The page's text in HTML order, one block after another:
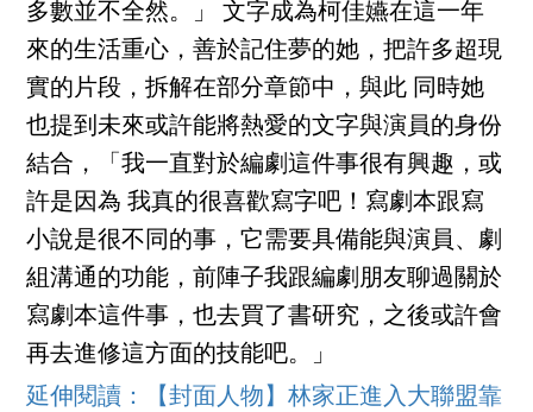
多數並不全然。」 文字成為柯佳嬿在這一年
來的生活重心，善於記住夢的她，把許多超現
實的片段，拆解在部分章節中，與此 同時她
也提到未來或許能將熱愛的文字與演員的身份
結合，「我一直對於編劇這件事很有興趣，或
許是因為 我真的很喜歡寫字吧！寫劇本跟寫
小說是很不同的事，它需要具備能與演員、劇
組溝通的功能，前陣子我跟編劇朋友聊過關於
寫劇本這件事，也去買了書研究，之後或許會
再去進修這方面的技能吧。」
延伸閱讀：【封面人物】林家正進入大聯盟靠